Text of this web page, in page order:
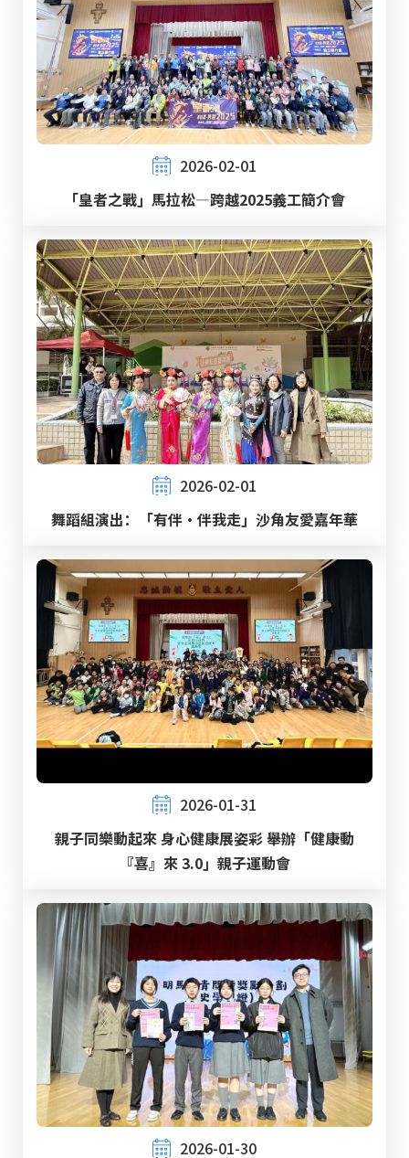
2026-02-01
「皇者之戰」馬拉松—跨越2025義工簡介會
2026-02-01
舞蹈組演出：「有伴・伴我走」沙角友愛嘉年華
2026-01-31
親子同樂動起來 身心健康展姿彩 舉辦「健康動
『喜』來 3.0」親子運動會
2026-01-30